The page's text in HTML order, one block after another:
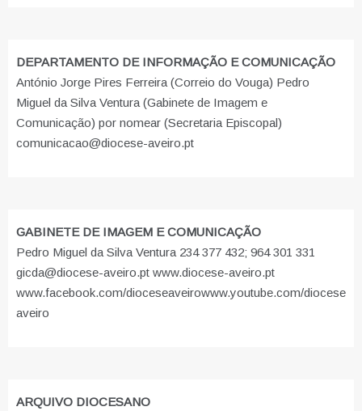
DEPARTAMENTO DE INFORMAÇÃO E COMUNICAÇÃO
António Jorge Pires Ferreira (Correio do Vouga) Pedro
Miguel da Silva Ventura (Gabinete de Imagem e
Comunicação) por nomear (Secretaria Episcopal)
comunicacao@diocese-aveiro.pt
GABINETE DE IMAGEM E COMUNICAÇÃO
Pedro Miguel da Silva Ventura 234 377 432; 964 301 331
gicda@diocese-aveiro.pt www.diocese-aveiro.pt
www.facebook.com/dioceseaveirowww.youtube.com/diocese
aveiro
ARQUIVO DIOCESANO